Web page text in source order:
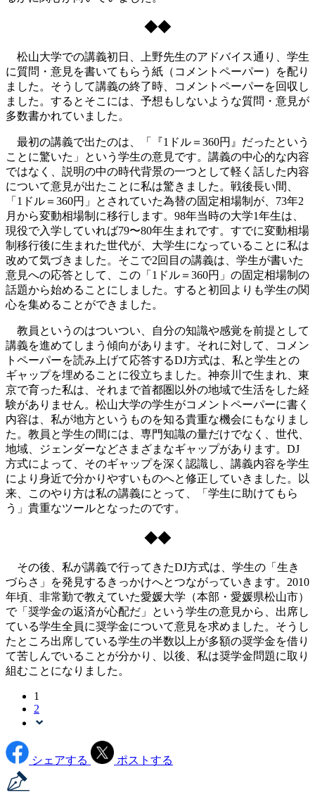
◆◆
松山大学での講義初日、上野先生のアドバイス通り、学生
に質問・意見を書いてもらう紙（コメントペーパー）を配り
ました。そうして講義の終了時、コメントペーパーを回収し
ました。するとそこには、予想もしないような質問・意見が
多数書かれていました。
最初の講義で出たのは、「『1ドル＝360円』だったという
ことに驚いた」という学生の意見です。講義の中心的な内容
ではなく、説明の中の時代背景の一つとして軽く話した内容
について意見が出たことに私は驚きました。戦後長い間、
「1ドル＝360円」とされていた為替の固定相場制が、73年2
月から変動相場制に移行します。98年当時の大学1年生は、
現役で入学していれば79〜80年生まれです。すでに変動相場
制移行後に生まれた世代が、大学生になっていることに私は
改めて気づきました。そこで2回目の講義は、学生が書いた
意見への応答として、この「1ドル＝360円」の固定相場制の
話題から始めることにしました。すると初回よりも学生の関
心を集めることができました。
教員というのはついつい、自分の知識や感覚を前提として
講義を進めてしまう傾向があります。それに対して、コメン
トペーパーを読み上げて応答するDJ方式は、私と学生との
ギャップを埋めることに役立ちました。神奈川で生まれ、東
京で育った私は、それまで首都圏以外の地域で生活をした経
験がありません。松山大学の学生がコメントペーパーに書く
内容は、私が地方というものを知る貴重な機会にもなりまし
た。教員と学生の間には、専門知識の量だけでなく、世代、
地域、ジェンダーなどさまざまなギャップがあります。DJ
方式によって、そのギャップを深く認識し、講義内容を学生
により身近で分かりやすいものへと修正していきました。以
来、このやり方は私の講義にとって、「学生に助けてもら
う」貴重なツールとなったのです。
◆◆
その後、私が講義で行ってきたDJ方式は、学生の「生き
づらさ」を発見するきっかけへとつながっていきます。2010
年頃、非常勤で教えていた愛媛大学（本部・愛媛県松山市）
で「奨学金の返済が心配だ」という学生の意見から、出席し
ている学生全員に奨学金について意見を求めました。そうし
たところ出席している学生の半数以上が多額の奨学金を借り
て苦しんでいることが分かり、以後、私は奨学金問題に取り
組むことになりました。
1
2
シェアする ポストする